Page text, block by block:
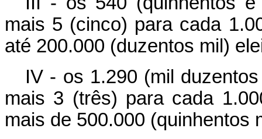
mais 5 (cinco) para cada
até 200.000 (duzentos mil)
IV - os 1.290 (mil
mais 3 (três) para cada
mais de 500.000 (quinhentos